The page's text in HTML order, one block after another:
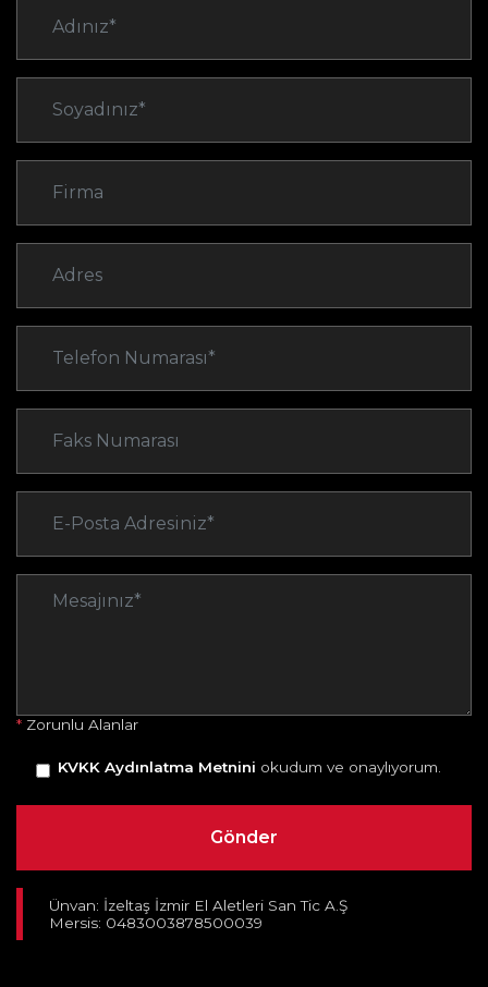
* Zorunlu Alanlar
KVKK Aydınlatma Metnini okudum ve onaylıyorum.
Ünvan: İzeltaş İzmir El Aletleri San Tic A.Ş
Mersis: 0483003878500039